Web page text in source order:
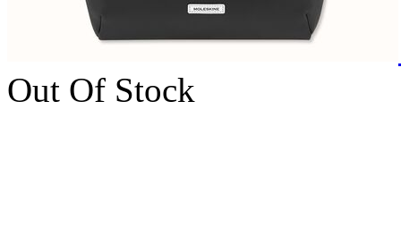
Out Of Stock